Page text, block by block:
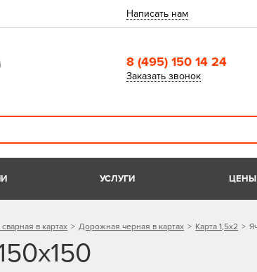
Написать нам
8 (495) 150 14 24
Заказать звонок
УСЛУГИ ЦЕНЫ
в картах Дорожная черная в картах Карта 1,5х2